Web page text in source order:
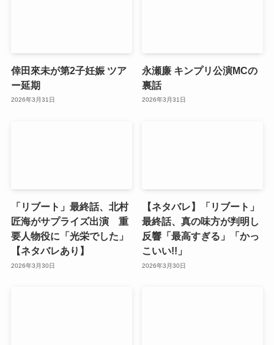
倖田來未が第2子妊娠 ツア
ー延期
2026年3月31日
永瀬廉 キンプリ公演MCの
裏話
2026年3月31日
「リブート」最終話、北村
匠海がサプライズ出演 重
要人物役に「光栄でした」
【ネタバレあり】
2026年3月30日
【ネタバレ】「リブート」
最終話、真の味方が判明し
反響「最高すぎる」「かっ
こいい!!」
2026年3月30日